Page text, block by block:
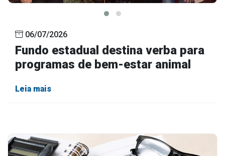
06/07/2026
Fundo estadual destina verba para
programas de bem-estar animal
Leia mais